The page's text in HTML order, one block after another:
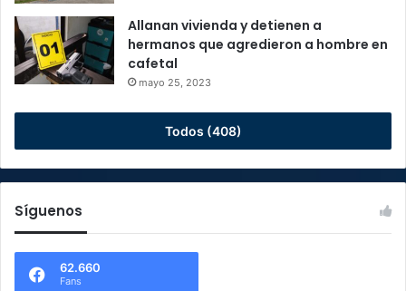
Allanan vivienda y detienen a
hermanos que agredieron a hombre en
cafetal
mayo 25, 2023
Todos (408)
Síguenos
62.660
Fans